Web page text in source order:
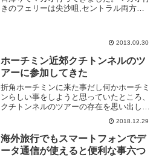
きのフェリーは尖沙咀,セントラル両方か
2013.09.30
ホーチミン近郊クチトンネルのツ
アーに参加してきた
折角ホーチミンに来た事だし何かホーチミ
ンらしい事をしようと思っていたところ、
クチトンネルのツアーの存在を思い出した
ので行く事にした。ツアーは半日で
10USD ぐらいだったかと思う。クチトン
ネルとはベトナム戦争時代にホーチミン近
郊の都市クチ...
2018.12.29
海外旅行でもスマートフォンでデ
ータ通信が使えると便利な事六つ